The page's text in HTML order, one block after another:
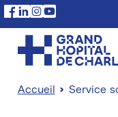
Aller
au
contenu
principal
Facebook
Linkedin
Instagram
Youtube
Accueil Service
Panneau de gestion